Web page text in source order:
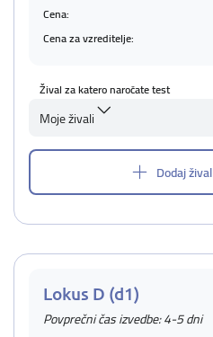
Cena:
Cena za vzreditelje:
Žival za katero naročate test
Moje živali
Dodaj žival
Lokus D (d1)
Povprečni čas izvedbe: 4-5 dni